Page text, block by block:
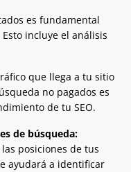
es fundamental
incluye el análisis
que llega a tu sitio
no pagados es
de tu SEO.
de búsqueda:
posiciones de tus
ayudará a identificar